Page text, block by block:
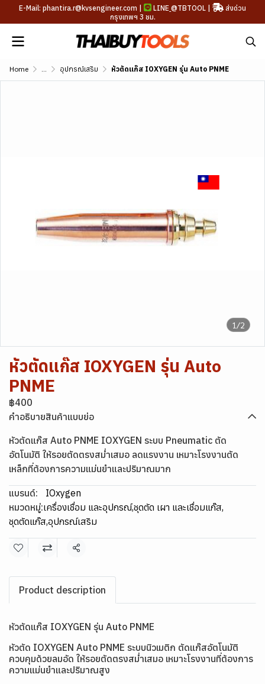
E-Mail: phantira.r@kvsengineer.com | LINE @TBTOOL |
ส่งด่วน
กรุงเทพฯ 3 ชม.
Home ... อุปกรณ์เสริม หัวตัดแก๊ส IOXYGEN รุ่น Auto PNME
1/2
หัวตัดแก๊ส IOXYGEN รุ่น Auto
PNME
฿400
คำอธิบายสินค้าแบบย่อ
หัวตัดแก๊ส Auto PNME IOXYGEN ระบบ Pneumatic ตัด
อัตโนมัติ ให้รอยตัดตรงสม่ำเสมอ ลดแรงงาน เหมาะโรงงานตัด
เหล็กที่ต้องการความแม่นยำและปริมาณมาก
แบรนด์:
IOxygen
หมวดหมู่:เครื่องเชื่อม และอุปกรณ์,ชุดตัด เผา และเชื่อมแก๊ส,
ชุดตัดแก๊ส,อุปกรณ์เสริม
แชร์
Product description
หัวตัดแก๊ส IOXYGEN รุ่น Auto PNME
หัวตัด IOXYGEN Auto PNME ระบบนิวเมติก ตัดแก๊สอัตโนมัติ
ควบคุมด้วยลมอัด ให้รอยตัดตรงสม่ำเสมอ เหมาะโรงงานที่ต้องการ
ความแม่นยำและปริมาณสูง